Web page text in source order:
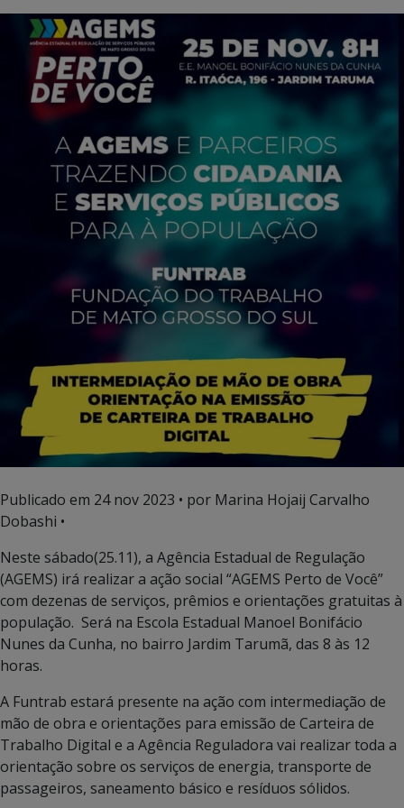
Publicado em 24 nov 2023 • por Marina Hojaij Carvalho
Dobashi •
Neste sábado(25.11), a Agência Estadual de Regulação
(AGEMS) irá realizar a ação social “AGEMS Perto de Você”
com dezenas de serviços, prêmios e orientações gratuitas à
população. Será na Escola Estadual Manoel Bonifácio
Nunes da Cunha, no bairro Jardim Tarumã, das 8 às 12
horas.
A Funtrab estará presente na ação com intermediação de
mão de obra e orientações para emissão de Carteira de
Trabalho Digital e a Agência Reguladora vai realizar toda a
orientação sobre os serviços de energia, transporte de
passageiros, saneamento básico e resíduos sólidos.